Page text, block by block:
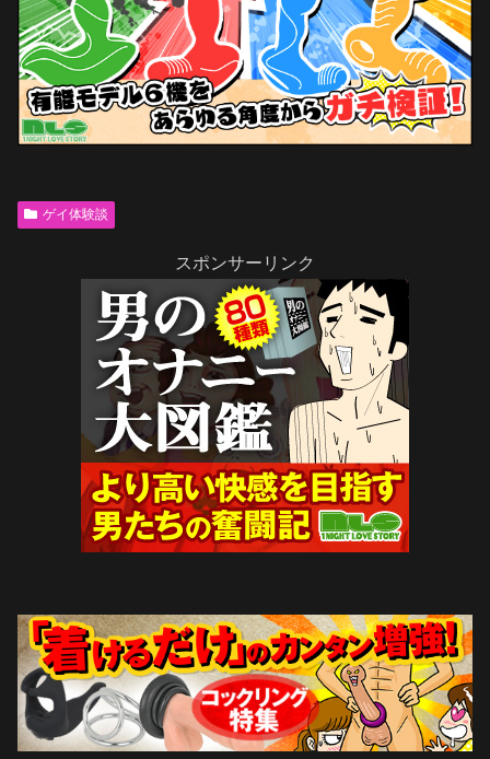
ゲイ体験談
スポンサーリンク